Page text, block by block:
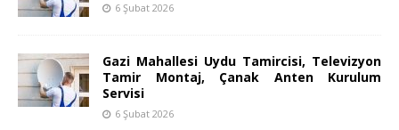
6 Şubat 2026
Gazi Mahallesi Uydu Tamircisi, Televizyon
Tamir Montaj, Çanak Anten Kurulum
Servisi
6 Şubat 2026